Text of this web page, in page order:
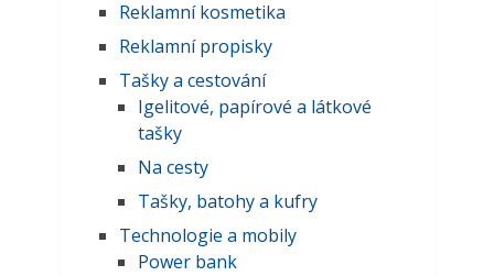
Reklamní kosmetika
Reklamní propisky
Tašky a cestování
Igelitové, papírové a látkové
tašky
Na cesty
Tašky, batohy a kufry
Technologie a mobily
Power bank